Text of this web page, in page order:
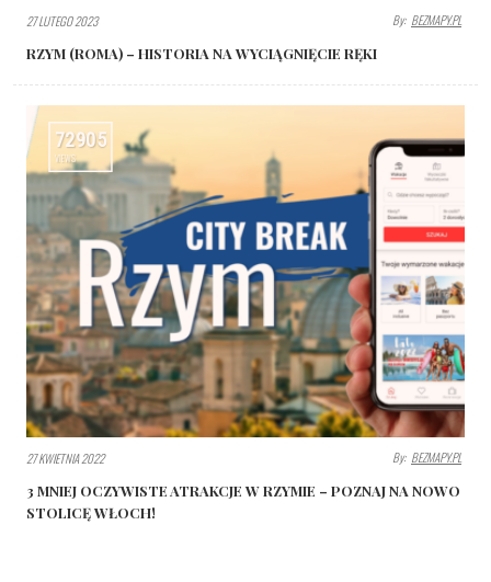
27 LUTEGO 2023 By: BEZMAPY.PL
RZYM (ROMA) – HISTORIA NA WYCIĄGNIĘCIE RĘKI
72905
VIEWS
27 KWIETNIA 2022 By: BEZMAPY.PL
3 MNIEJ OCZYWISTE ATRAKCJE W RZYMIE – POZNAJ NA NOWO
STOLICĘ WŁOCH!